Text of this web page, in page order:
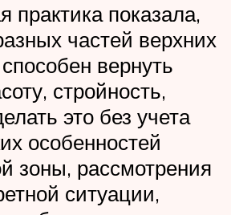
практика показала,
частей верхних
вернуть
стройность,
это без учета
особенностей
зоны, рассмотрения
ситуации,